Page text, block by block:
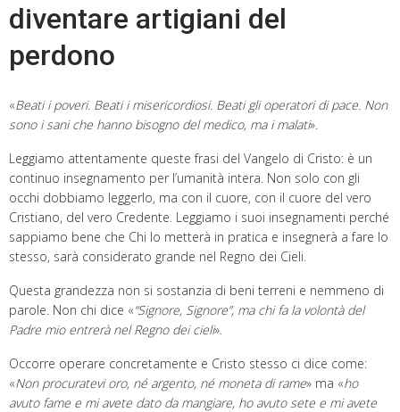
diventare artigiani del
perdono
«Beati i poveri. Beati i misericordiosi. Beati gli operatori di pace. Non
sono i sani che hanno bisogno del medico, ma i malati».
Leggiamo attentamente queste frasi del Vangelo di Cristo: è un
continuo insegnamento per l’umanità intera. Non solo con gli
occhi dobbiamo leggerlo, ma con il cuore, con il cuore del vero
Cristiano, del vero Credente. Leggiamo i suoi insegnamenti perché
sappiamo bene che Chi lo metterà in pratica e insegnerà a fare lo
stesso, sarà considerato grande nel Regno dei Cieli.
Questa grandezza non si sostanzia di beni terreni e nemmeno di
parole. Non chi dice «“Signore, Signore”, ma chi fa la volontà del
Padre mio entrerà nel Regno dei cieli».
Occorre operare concretamente e Cristo stesso ci dice come:
«Non procuratevi oro, né argento, né moneta di rame» ma «ho
avuto fame e mi avete dato da mangiare, ho avuto sete e mi avete